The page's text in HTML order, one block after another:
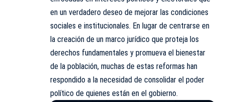
en un verdadero deseo de mejorar las condiciones
sociales e institucionales. En lugar de centrarse en
la creación de un marco jurídico que proteja los
derechos fundamentales y promueva el bienestar
de la población, muchas de estas reformas han
respondido a la necesidad de consolidar el poder
político de quienes están en el gobierno.